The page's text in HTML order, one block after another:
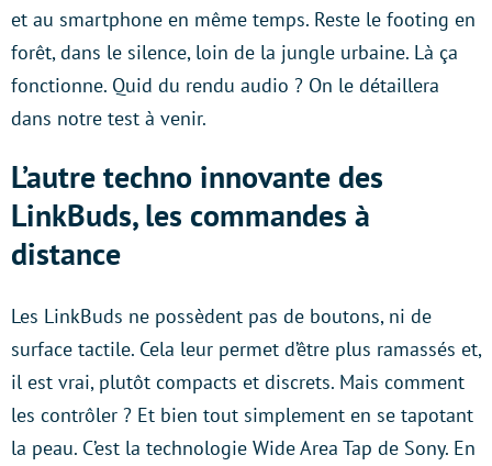
et au smartphone en même temps. Reste le footing en
forêt, dans le silence, loin de la jungle urbaine. Là ça
fonctionne. Quid du rendu audio ? On le détaillera
dans notre test à venir.
L’autre techno innovante des
LinkBuds, les commandes à
distance
Les LinkBuds ne possèdent pas de boutons, ni de
surface tactile. Cela leur permet d’être plus ramassés et,
il est vrai, plutôt compacts et discrets. Mais comment
les contrôler ? Et bien tout simplement en se tapotant
la peau. C’est la technologie Wide Area Tap de Sony. En